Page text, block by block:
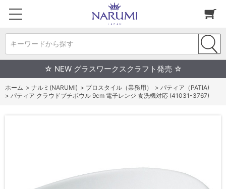
キーワードから探す
☆ NEW グラスワークスクラフト発売 ☆
ホーム > ナルミ(NARUMI) > プロスタイル（業務用） > パティア（PATIA)
> パティア クラウドプチボウル 9cm 電子レンジ 食洗機対応 (41031-3767)